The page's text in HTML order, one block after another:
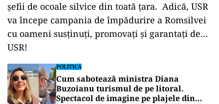
șefii de ocoale silvice din toată țara. Adică, USR
va începe campania de împădurire a Romsilvei
cu oameni susținuți, promovați și garantați de…
USR!
POLITICĂ
Cum sabotează ministra Diana
Buzoianu turismul de pe litoral.
Spectacol de imagine pe plajele din